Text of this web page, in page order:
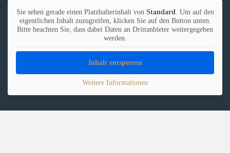
Sie sehen gerade einen Platzhalterinhalt von Standard. Um auf den
eigentlichen Inhalt zuzugreifen, klicken Sie auf den Button unten.
Bitte beachten Sie, dass dabei Daten an Drittanbieter weitergegeben
werden.
Inhalt entsperren
Weitere Informationen